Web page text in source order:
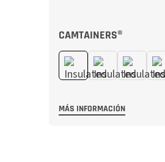
CAMTAINERS®
MÁS INFORMACIÓN